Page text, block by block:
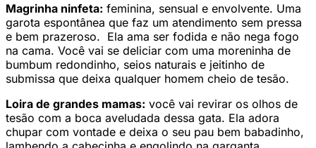
Magrinha ninfeta: feminina, sensual e envolvente. Uma
garota espontânea que faz um atendimento sem pressa
e bem prazeroso. Ela ama ser fodida e não nega fogo
na cama. Você vai se deliciar com uma moreninha de
bumbum redondinho, seios naturais e jeitinho de
submissa que deixa qualquer homem cheio de tesão.
Loira de grandes mamas: você vai revirar os olhos de
tesão com a boca aveludada dessa gata. Ela adora
chupar com vontade e deixa o seu pau bem babadinho,